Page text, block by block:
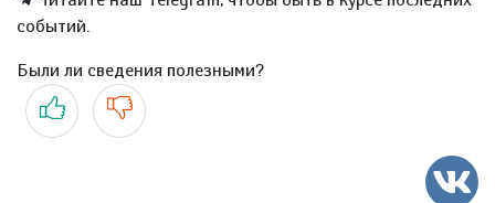
событий.
Были ли сведения полезными?
Да Нет